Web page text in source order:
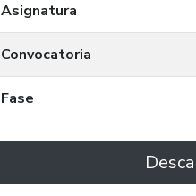
Asignatura
Convocatoria
Fase